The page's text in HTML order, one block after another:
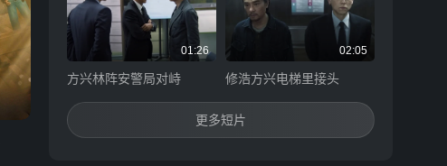
01:26
方兴林阵安警局对峙
02:05
修浩方兴电梯里接头
更多短片